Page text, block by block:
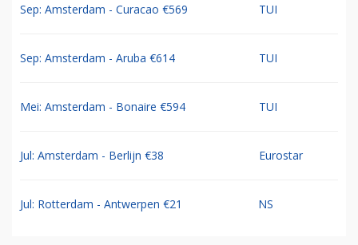
Sep: Amsterdam - Curacao €569 TUI
Sep: Amsterdam - Aruba €614 TUI
Mei: Amsterdam - Bonaire €594 TUI
Jul: Amsterdam - Berlijn €38 Eurostar
Jul: Rotterdam - Antwerpen €21 NS